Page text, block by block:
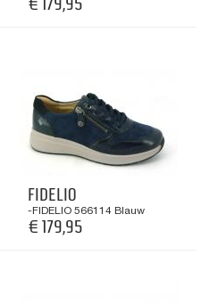
FIDELIO
-FIDELIO 566114 Blauw
€ 179,95